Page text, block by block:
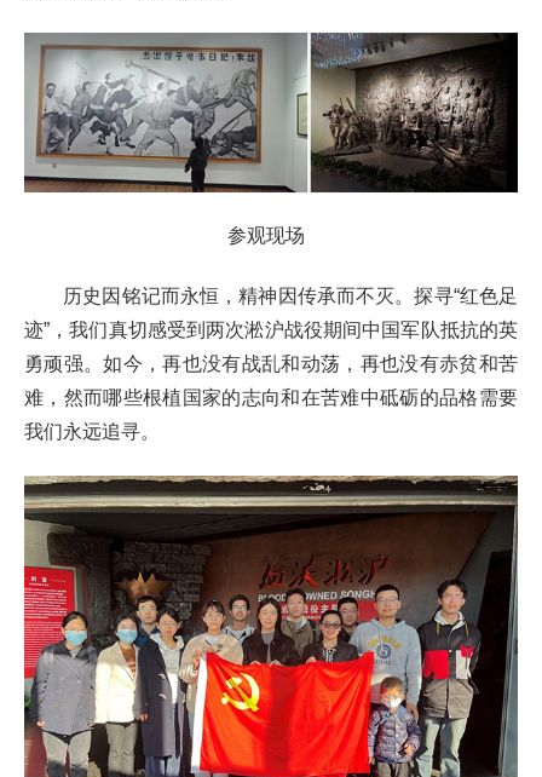
参观现场
历史因铭记而永恒，精神因传承而不灭。探寻“红色足
迹”，我们真切感受到两次淞沪战役期间中国军队抵抗的英
勇顽强。如今，再也没有战乱和动荡，再也没有赤贫和苦
难，然而哪些根植国家的志向和在苦难中砥砺的品格需要
我们永远追寻。